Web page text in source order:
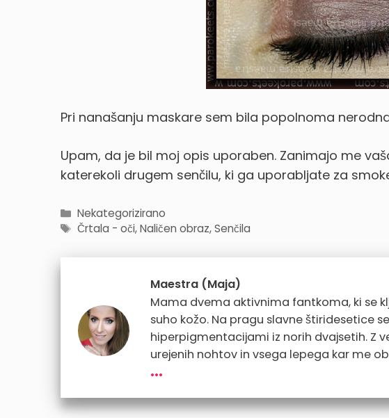
Pri nanašanju maskare sem bila popolnoma
Upam, da je bil moj opis uporaben. Zanimajo me
katerekoli drugem senčilu, ki ga uporabljate za
Categories
Nekategorizirano
Tags
Črtala - oči,Naličen obraz,Senčila
Maestra (Maja)
Mama dvema aktivnima fantkoma, ki se
suho kožo. Na pragu slavne štiridesetice
hiperpigmentacijami iz norih dvajsetih. Z
urejenih nohtov in vsega lepega kar me
...